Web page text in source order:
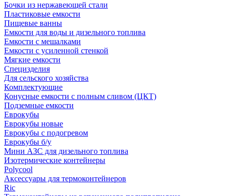
Бочки из нержавеющей стали
Пластиковые емкости
Пищевые ванны
Емкости для воды и дизельного топлива
Емкости с мешалками
Емкости с усиленной стенкой
Мягкие емкости
Специзделия
Для сельского хозяйства
Комплектующие
Конусные емкости с полным сливом (ЦКТ)
Подземные емкости
Еврокубы
Еврокубы новые
Еврокубы с подогревом
Еврокубы б/у
Мини АЗС для дизельного топлива
Изотермические контейнеры
Polycool
Аксессуары для термоконтейнеров
Ric